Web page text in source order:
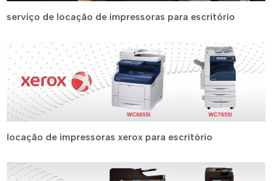
serviço de locação de impressoras para escritório
locação de impressoras xerox para escritório